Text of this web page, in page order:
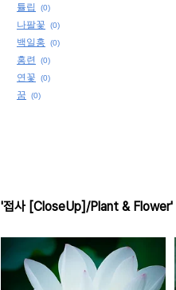
튤립 (0)
나팔꽃 (0)
백일홍 (0)
홍련 (0)
연꽃 (0)
꿈 (0)
'접사 [CloseUp]/Plant & Flower'